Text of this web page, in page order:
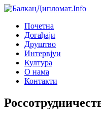
Почетна
Догађаjи
Друштво
Интервjуи
Култура
О нама
Контакти